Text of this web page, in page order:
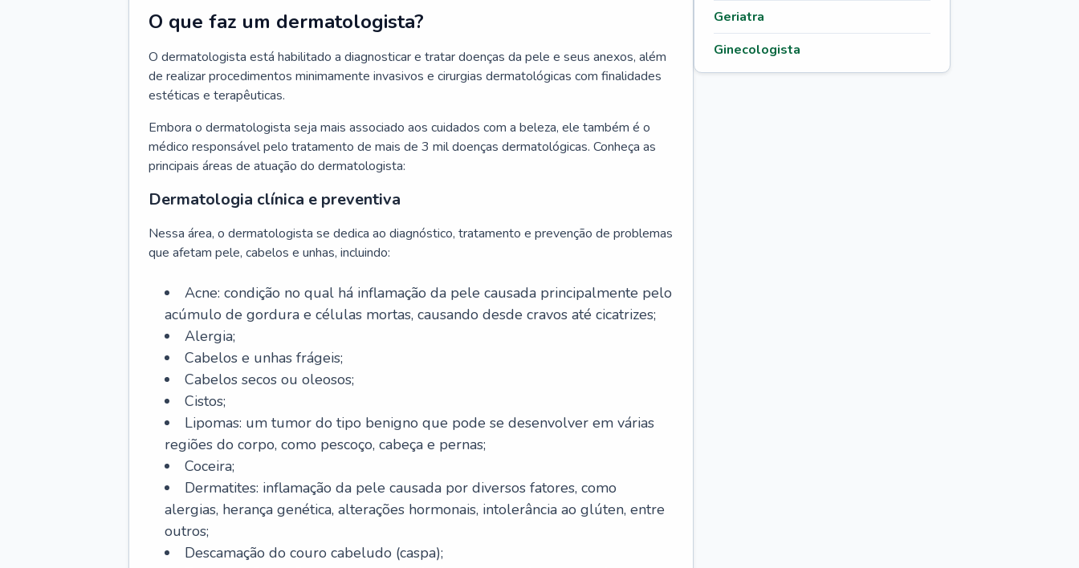
O que faz um dermatologista?
O dermatologista está habilitado a diagnosticar e tratar doenças da pele e seus anexos, além
de realizar procedimentos minimamente invasivos e cirurgias dermatológicas com finalidades
estéticas e terapêuticas.
Embora o dermatologista seja mais associado aos cuidados com a beleza, ele também é o
médico responsável pelo tratamento de mais de 3 mil doenças dermatológicas. Conheça as
principais áreas de atuação do dermatologista:
Dermatologia clínica e preventiva
Nessa área, o dermatologista se dedica ao diagnóstico, tratamento e prevenção de problemas
que afetam pele, cabelos e unhas, incluindo:
Acne: condição no qual há inflamação da pele causada principalmente pelo
acúmulo de gordura e células mortas, causando desde cravos até cicatrizes;
Alergia;
Cabelos e unhas frágeis;
Cabelos secos ou oleosos;
Cistos;
Lipomas: um tumor do tipo benigno que pode se desenvolver em várias
regiões do corpo, como pescoço, cabeça e pernas;
Coceira;
Dermatites: inflamação da pele causada por diversos fatores, como
alergias, herança genética, alterações hormonais, intolerância ao glúten, entre
outros;
Descamação do couro cabeludo (caspa);
Geriatra
Ginecologista